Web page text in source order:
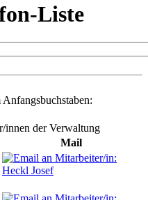
Liste
innen der Verwaltung
Mail